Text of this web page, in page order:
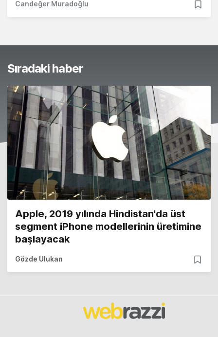
Candeğer Muradoğlu
Sıradaki haber
Apple, 2019 yılında Hindistan'da üst
segment iPhone modellerinin üretimine
başlayacak
Gözde Ulukan